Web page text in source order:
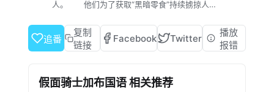
人。 他们为了获取“黑暗零食”持续掳掠人
世界而来的青年生真，为了拯救人类挺身而
出。 饱藏，是生真吃下零食后产出的小巧怪
巧克力、糖果…… 用零食之力实现强化，保
追番
复制
链接
Facebook Twitter
播放
报错
假面骑士加布国语 相关推荐